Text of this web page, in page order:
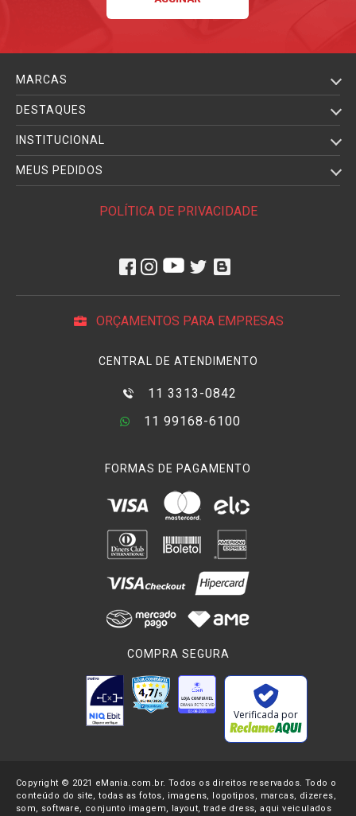
MARCAS
DESTAQUES
INSTITUCIONAL
MEUS PEDIDOS
POLÍTICA DE PRIVACIDADE
ORÇAMENTOS PARA EMPRESAS
CENTRAL DE ATENDIMENTO
11 3313-0842
11 99168-6100
FORMAS DE PAGAMENTO
COMPRA SEGURA
Verificada por
Copyright © 2021 eMania.com.br. Todos os direitos reservados. Todo o
conteúdo do site, todas as fotos, imagens, logotipos, marcas, dizeres,
som, software, conjunto imagem, layout, trade dress, aqui veiculados